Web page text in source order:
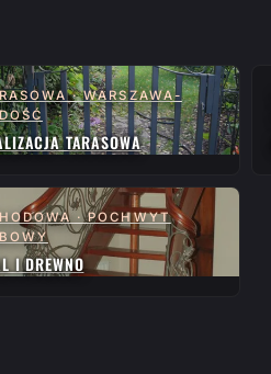
· WARSZAWA-
TARASOWA
· POCHWYT
I DREWNO